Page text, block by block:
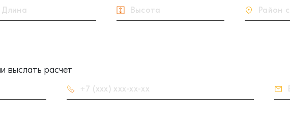
выслать расчет